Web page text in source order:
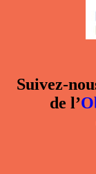
Suivez-
de l’